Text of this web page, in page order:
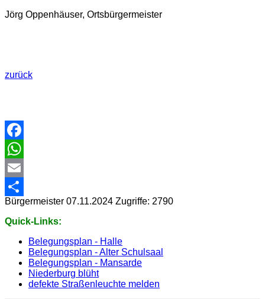
Jörg Oppenhäuser, Ortsbürgermeister
zurück
Facebook
WhatsApp
Email
Share
Bürgermeister 07.11.2024 Zugriffe: 2790
Quick-Links:
Belegungsplan - Halle
Belegungsplan - Alter Schulsaal
Belegungsplan - Mansarde
Niederburg blüht
defekte Straßenleuchte melden